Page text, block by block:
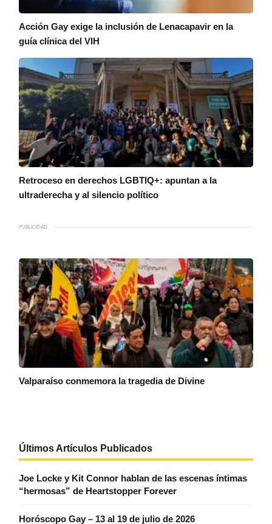
Acción Gay exige la inclusión de Lenacapavir en la
guía clínica del VIH
Retroceso en derechos LGBTIQ+: apuntan a la
ultraderecha y al silencio político
PUBLICIDAD
Valparaíso conmemora la tragedia de Divine
Últimos Artículos Publicados
Joe Locke y Kit Connor hablan de las escenas íntimas
“hermosas” de Heartstopper Forever
Horóscopo Gay – 13 al 19 de julio de 2026